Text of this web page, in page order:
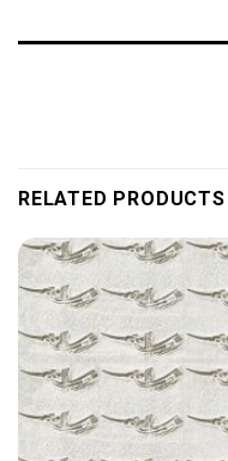
RELATED PRODUCTS